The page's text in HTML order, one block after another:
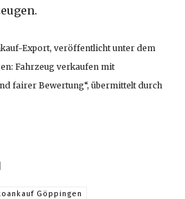
Export, veröffentlicht unter dem
Fahrzeug verkaufen mit
fairer Bewertung“, übermittelt durch
Göppingen